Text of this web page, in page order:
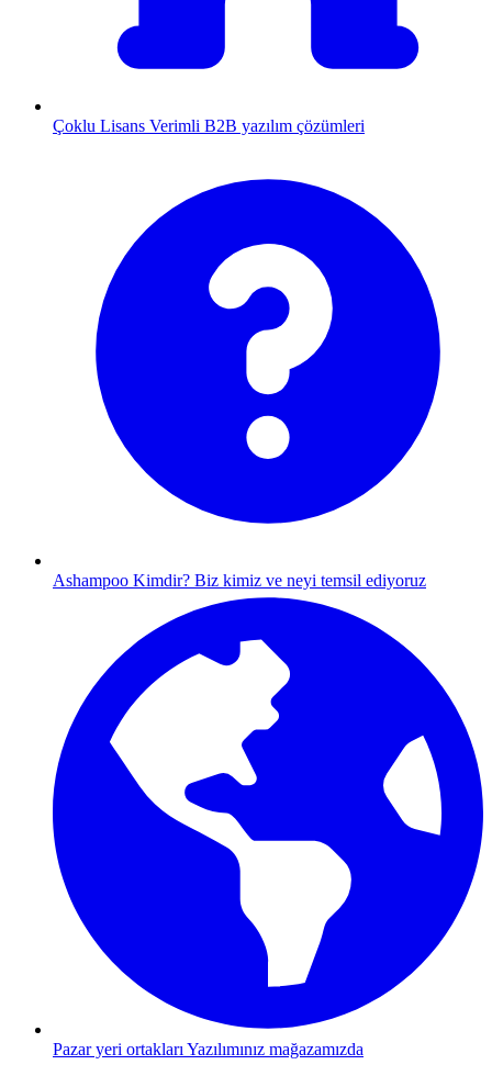
Çoklu Lisans Verimli B2B yazılım çözümleri
Ashampoo Kimdir? Biz kimiz ve neyi temsil ediyoruz
Pazar yeri ortakları Yazılımınız mağazamızda